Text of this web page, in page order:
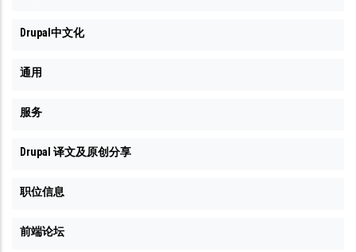
Drupal中文化
通用
服务
Drupal 译文及原创分享
职位信息
前端论坛